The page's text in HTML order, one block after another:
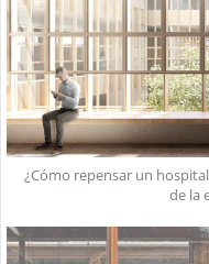
¿Cómo repensar un
de la